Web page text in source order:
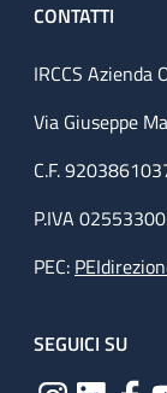
CONTATTI
IRCCS
Via Giuseppe
C.F.
P.IVA
PEC:
SEGUICI SU